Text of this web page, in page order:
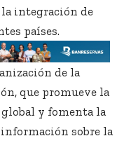
integración de
países.
de la
que promueve la
y fomenta la
sobre la